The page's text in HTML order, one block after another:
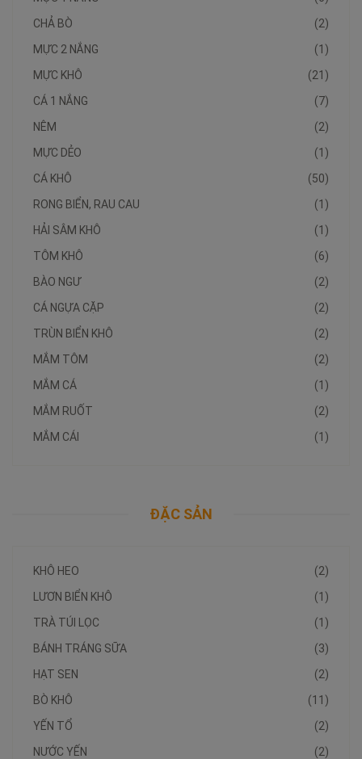
(2)
CHẢ BÒ
(1)
MỰC 2 NẮNG
(21)
MỰC KHÔ
(7)
CÁ 1 NẮNG
(2)
NÊM
(1)
MỰC DẺO
(50)
CÁ KHÔ
(1)
RONG BIỂN, RAU CAU
(1)
HẢI SÂM KHÔ
(6)
TÔM KHÔ
(2)
BÀO NGƯ
(2)
CÁ NGỰA CẶP
(2)
TRÙN BIỂN KHÔ
(2)
MẮM TÔM
(1)
MẮM CÁ
(2)
MẮM RUỐT
(1)
MẮM CÁI
ĐẶC SẢN
(2)
KHÔ HEO
(1)
LƯƠN BIỂN KHÔ
(1)
TRÀ TÚI LỌC
(3)
BÁNH TRÁNG SỮA
(2)
HẠT SEN
(11)
BÒ KHÔ
(2)
YẾN TỔ
(2)
NƯỚC YẾN